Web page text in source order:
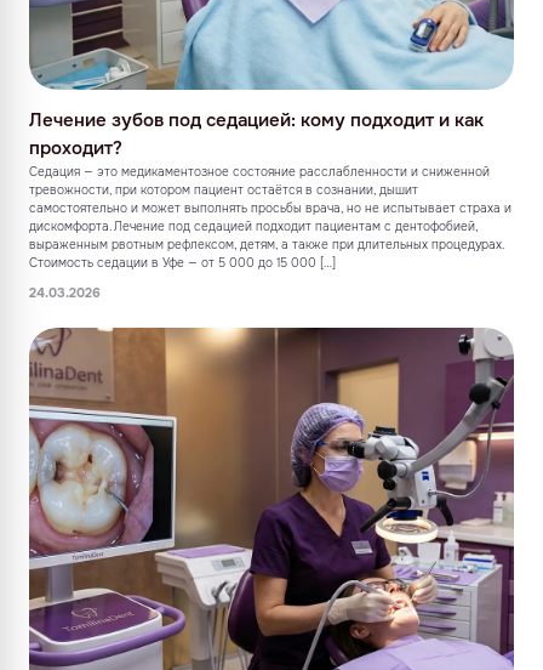
Лечение зубов под седацией: кому подходит и как
проходит?
Седация — это медикаментозное состояние расслабленности и сниженной
тревожности, при котором пациент остаётся в сознании, дышит
самостоятельно и может выполнять просьбы врача, но не испытывает страха и
дискомфорта. Лечение под седацией подходит пациентам с дентофобией,
выраженным рвотным рефлексом, детям, а также при длительных процедурах.
Стоимость седации в Уфе — от 5 000 до 15 000 […]
24.03.2026